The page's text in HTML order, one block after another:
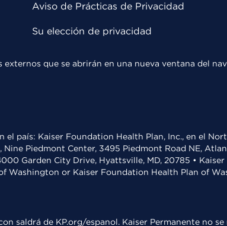
Aviso de Prácticas de Privacidad
Su elección de privacidad
externos que se abrirán en una nueva ventana del
el país: Kaiser Foundation Health Plan, Inc., en el
Piedmont Center, 3495 Piedmont Road NE,
Garden City Drive, Hyattsville, MD, 20785 •
Washington or Kaiser Foundation Health Plan of
saldrá de KP.org/espanol. Kaiser Permanente no